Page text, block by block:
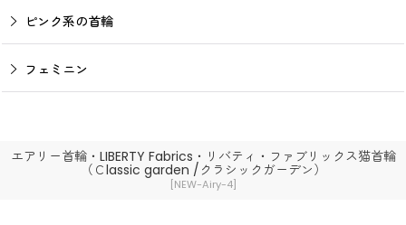
エアリー首輪・LIBERTY Fabrics・リバティ・ファブリックス猫首輪
（Ｃlassic garden /クラシックガーデン）
[NEW-Airy-4]
ピンク系の首輪
フェミニン